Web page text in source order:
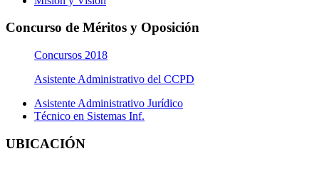
Concurso de Méritos y Oposición
Concursos 2018
Asistente Administrativo del CCPD
Asistente Administrativo Jurídico
Técnico en Sistemas Inf.
UBICACIÓN